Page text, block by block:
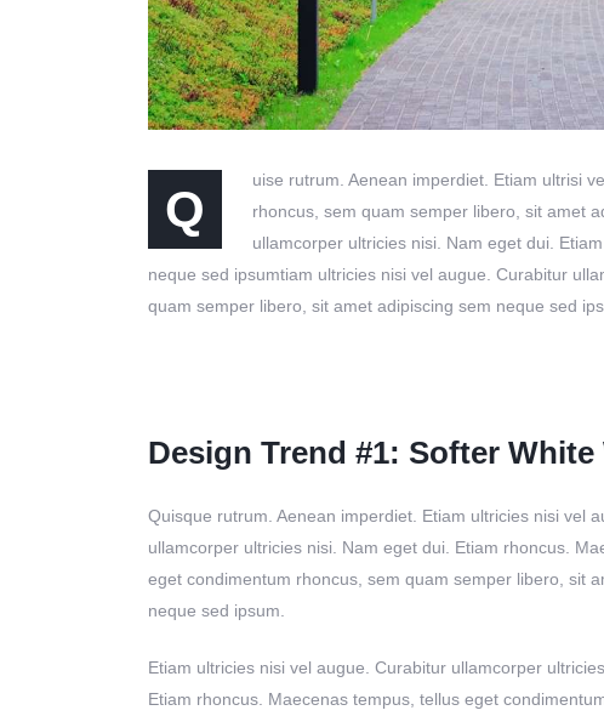
Q
uise rutrum. Aenean imperdiet. Etiam ultrisi
rhoncus, sem quam semper libero, sit amet
ullamcorper ultricies nisi. Nam eget dui.
neque sed ipsumtiam ultricies nisi vel augue. Curabitur
quam semper libero, sit amet adipiscing sem neque sed
Design Trend #1: Softer
Quisque rutrum. Aenean imperdiet. Etiam ultricies nisi vel
ullamcorper ultricies nisi. Nam eget dui. Etiam rhoncus.
eget condimentum rhoncus, sem quam semper libero, sit
neque sed ipsum.
Etiam ultricies nisi vel augue. Curabitur ullamcorper
Etiam rhoncus. Maecenas tempus, tellus eget